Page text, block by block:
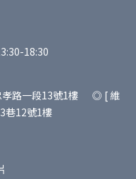
18:30
孝路一段13號1樓 ◎ [ 維
巷12號1樓